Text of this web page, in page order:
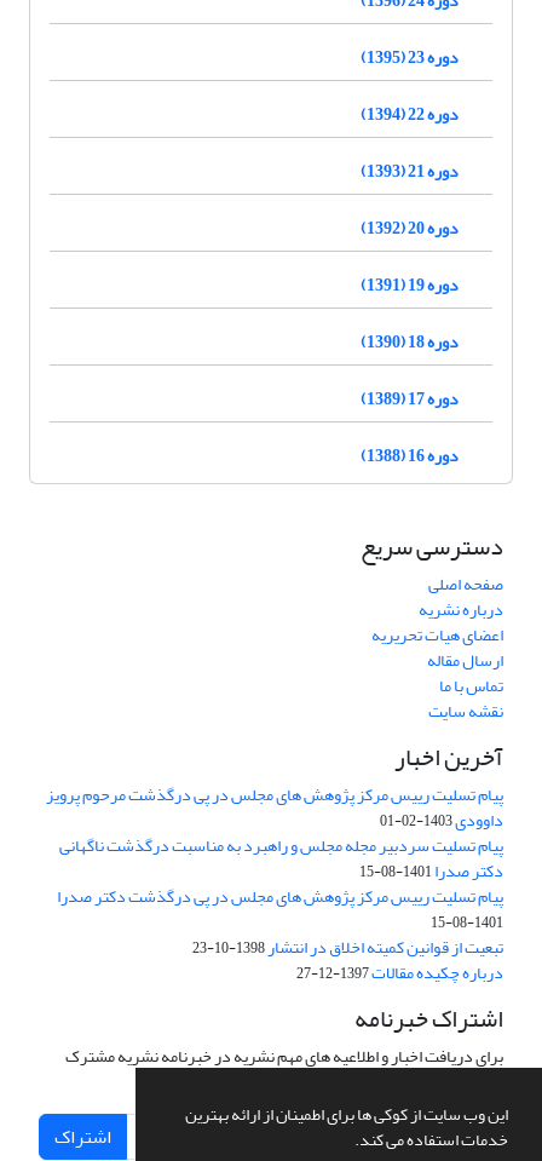
این وب سایت از کوکی ها برای اطمینان از ارائه بهترین
خدمات استفاده می کند.
دوره 23 (1395)
دوره 22 (1394)
دوره 21 (1393)
دوره 20 (1392)
دوره 19 (1391)
دوره 18 (1390)
دوره 17 (1389)
دوره 16 (1388)
دسترسی سریع
صفحه اصلی
درباره نشریه
اعضای هیات تحریریه
ارسال مقاله
تماس با ما
نقشه سایت
آخرین اخبار
پیام تسلیت رییس مرکز پژوهش های مجلس در پی درگذشت مرحوم پرویز
داوودی1403-02-01
پیام تسلیت سردبیر مجله مجلس و راهبرد به مناسبت درگذشت ناگهانی
دکتر صدرا1401-08-15
پیام تسلیت رییس مرکز پژوهش های مجلس در پی درگذشت دکتر صدرا
1401-08-15
تبعیت از قوانین کمیته اخلاق در انتشار1398-10-23
درباره چکیده مقالات1397-12-27
اشتراک خبرنامه
برای دریافت اخبار و اطلاعیه های مهم نشریه در خبرنامه نشریه مشترک
اشتراک